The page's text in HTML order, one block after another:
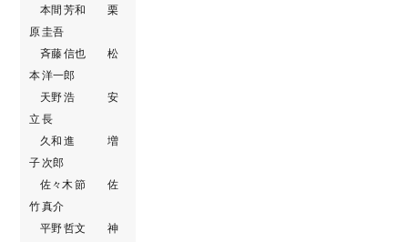
本間 芳和 栗
原 圭吾
斉藤 信也 松
本 洋一郎
天野 浩 安
立 長
久和 進 増
子 次郎
佐々木 節 佐
竹 真介
平野 哲文 神